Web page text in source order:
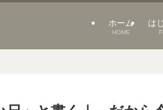
ホーム
HOME
は